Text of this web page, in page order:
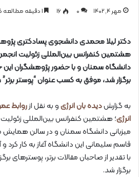
مهر ۴, ۱۴۰۲ 0 ۱۶
دکتر لیلا محمدی دانشجوی پسادکتری
هشتمین کنفرانس بین‌المللی زئولیت
دانشگاه سمنان و با حضور پژوهشگران
برگزار شد، موفق به کسب عنوان “پوستر
به گزارشدیده بان انرژیو به نقل ازروابط
انرژی؛ هشتمین کنفرانس بین‌المللی
میزبانی دانشگاه سمنان و در سالن
قاسم سلیمانی این دانشگاه آغاز به کار کرد
با تقدیر از صاحبان مقالات برتر، پوسترهای
برگزار شد.